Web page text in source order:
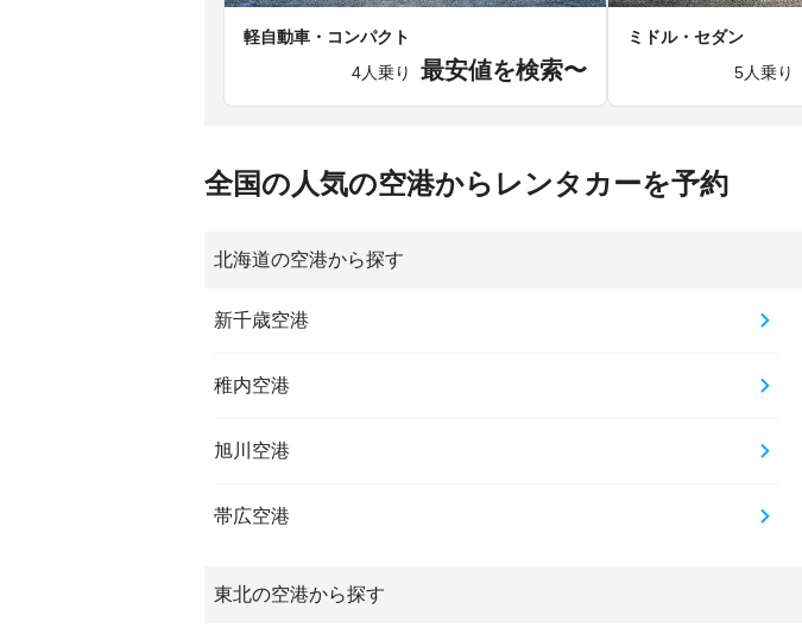
軽自動車・コンパクト
4人乗り
最安値を検索〜
ミドル・セダン
5人乗り
全国の人気の空港からレンタカーを予約
北海道の空港から探す
新千歳空港
稚内空港
旭川空港
帯広空港
東北の空港から探す